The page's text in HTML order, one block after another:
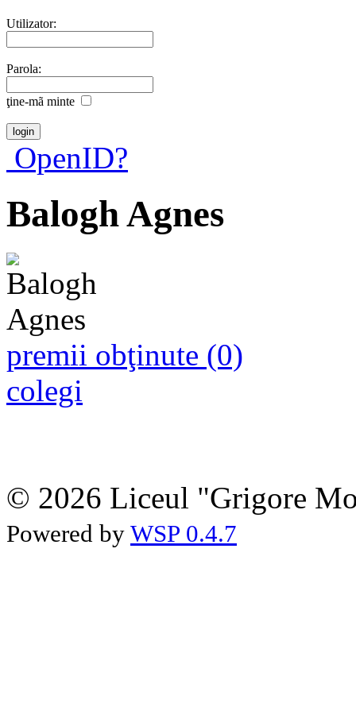
Utilizator:
Parola:
ţine-mã minte
OpenID?
Balogh Agnes
premii obţinute (0)
colegi
© 2026 Liceul "Grigore
Powered by WSP 0.4.7